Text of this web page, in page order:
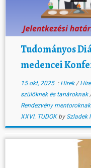
Tudományos
medencei
15 okt, 2025: Hírek/
szülőknek és tanároknak
Rendezvény mentoroknak
XXVI. TUDOK by Szladek